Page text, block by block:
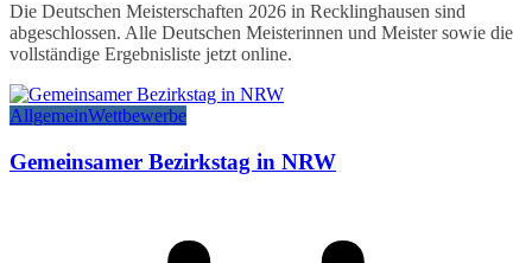
Die Deutschen Meisterschaften 2026 in Recklinghausen sind
abgeschlossen. Alle Deutschen Meisterinnen und Meister sowie die
vollständige Ergebnisliste jetzt online.
AllgemeinWettbewerbe
Gemeinsamer Bezirkstag in NRW